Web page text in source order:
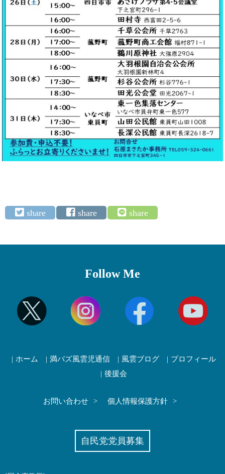
Follow Me
ホーム 満バズ風雲児通信 風雲ブログ
プロフィール
後援会
お問い合わせ 個人情報保護方針
自民党党員募集